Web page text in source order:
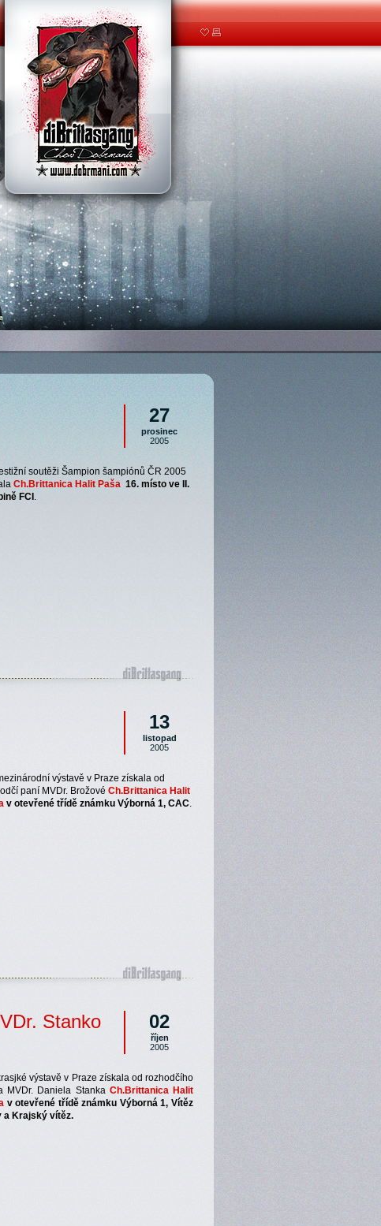
27
prosinec
2005
soutěži Šampion šampiónů ČR 2005
Ch.Brittanica Halit Paša 16. místo ve II.
FCI .
13
listopad
2005
výstavě v Praze získala od
paní MVDr. Brožové Ch.Brittanica Halit
v otevřené třídě známku Výborná 1, CAC.
02
říjen
2005
Stanko
výstavě v Praze získala od rozhodčího
MVDr. Daniela Stanka Ch.Brittanica Halit
v otevřené třídě známku Výborná 1, Vítěz
a Krajský vítěz.